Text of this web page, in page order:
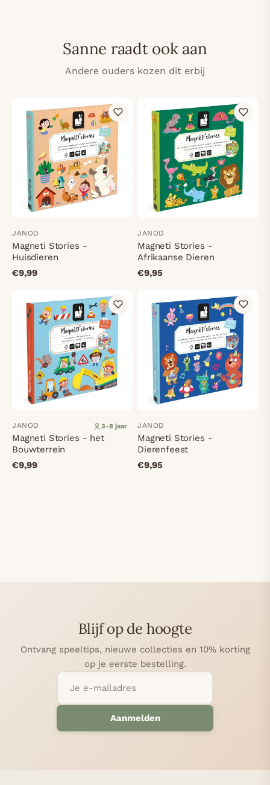
Sanne raadt ook aan
Andere ouders kozen dit erbij
JANOD
Magneti Stories -
Huisdieren
€9,99
JANOD
Magneti Stories -
Afrikaanse Dieren
€9,95
JANOD 3-8 jaar
Magneti Stories - het
Bouwterrein
€9,99
JANOD
Magneti Stories -
Dierenfeest
€9,95
Blijf op de hoogte
Ontvang speeltips, nieuwe collecties en 10% korting
op je eerste bestelling.
Aanmelden